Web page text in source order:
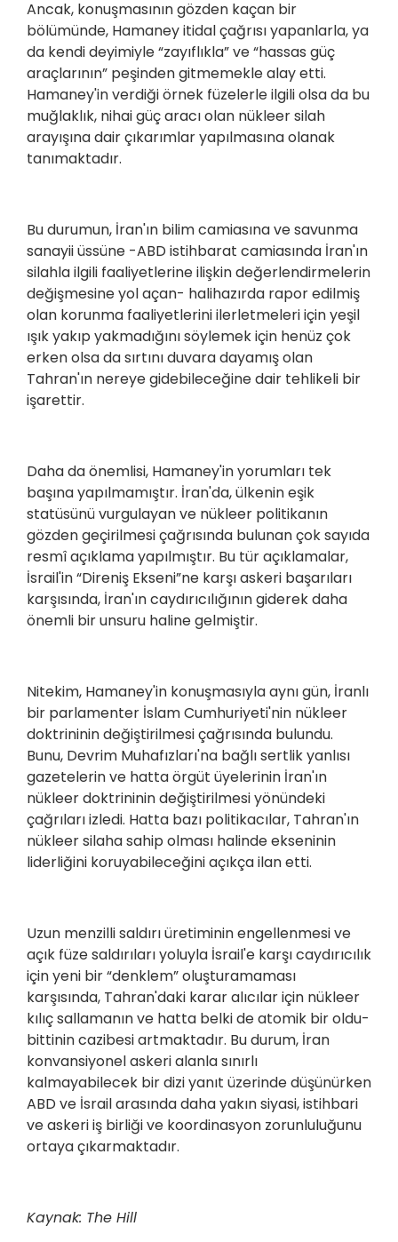
Ancak, konuşmasının gözden kaçan bir
bölümünde, Hamaney itidal çağrısı yapanlarla, ya
da kendi deyimiyle “zayıflıkla” ve “hassas güç
araçlarının” peşinden gitmemekle alay etti.
Hamaney'in verdiği örnek füzelerle ilgili olsa da bu
muğlaklık, nihai güç aracı olan nükleer silah
arayışına dair çıkarımlar yapılmasına olanak
tanımaktadır.
Bu durumun, İran'ın bilim camiasına ve savunma
sanayii üssüne -ABD istihbarat camiasında İran'ın
silahla ilgili faaliyetlerine ilişkin değerlendirmelerin
değişmesine yol açan- halihazırda rapor edilmiş
olan korunma faaliyetlerini ilerletmeleri için yeşil
ışık yakıp yakmadığını söylemek için henüz çok
erken olsa da sırtını duvara dayamış olan
Tahran'ın nereye gidebileceğine dair tehlikeli bir
işarettir.
Daha da önemlisi, Hamaney'in yorumları tek
başına yapılmamıştır. İran'da, ülkenin eşik
statüsünü vurgulayan ve nükleer politikanın
gözden geçirilmesi çağrısında bulunan çok sayıda
resmî açıklama yapılmıştır. Bu tür açıklamalar,
İsrail'in “Direniş Ekseni”ne karşı askeri başarıları
karşısında, İran'ın caydırıcılığının giderek daha
önemli bir unsuru haline gelmiştir.
Nitekim, Hamaney'in konuşmasıyla aynı gün, İranlı
bir parlamenter İslam Cumhuriyeti'nin nükleer
doktrininin değiştirilmesi çağrısında bulundu.
Bunu, Devrim Muhafızları'na bağlı sertlik yanlısı
gazetelerin ve hatta örgüt üyelerinin İran'ın
nükleer doktrininin değiştirilmesi yönündeki
çağrıları izledi. Hatta bazı politikacılar, Tahran'ın
nükleer silaha sahip olması halinde ekseninin
liderliğini koruyabileceğini açıkça ilan etti.
Uzun menzilli saldırı üretiminin engellenmesi ve
açık füze saldırıları yoluyla İsrail'e karşı caydırıcılık
için yeni bir “denklem” oluşturamaması
karşısında, Tahran'daki karar alıcılar için nükleer
kılıç sallamanın ve hatta belki de atomik bir oldu-
bittinin cazibesi artmaktadır. Bu durum, İran
konvansiyonel askeri alanla sınırlı
kalmayabilecek bir dizi yanıt üzerinde düşünürken
ABD ve İsrail arasında daha yakın siyasi, istihbari
ve askeri iş birliği ve koordinasyon zorunluluğunu
ortaya çıkarmaktadır.
Kaynak: The Hill